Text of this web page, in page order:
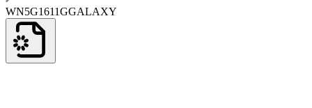
WN5G1611GGALAXY